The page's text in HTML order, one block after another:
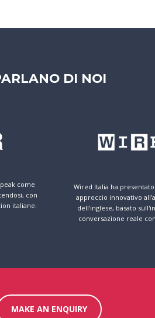
DI NOI
come
con
italiane.
Wired Italia ha
approccio innovativo
dell'inglese, basato
conversazione reale
MAKE AN ENQUIRY